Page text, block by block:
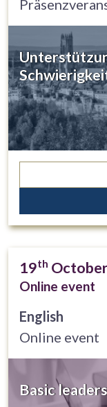
19th
Online event
English
Online event
Basic